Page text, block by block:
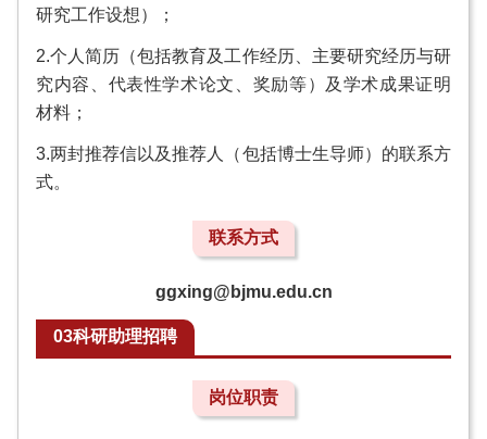
研究工作设想）；
2.个人简历（包括教育及工作经历、主要研究经历与研
究内容、代表性学术论文、奖励等）及学术成果证明
材料；
3.两封推荐信以及推荐人（包括博士生导师）的联系方
式。
联系方式
ggxing@bjmu.edu.cn
03科研助理招聘
岗位职责